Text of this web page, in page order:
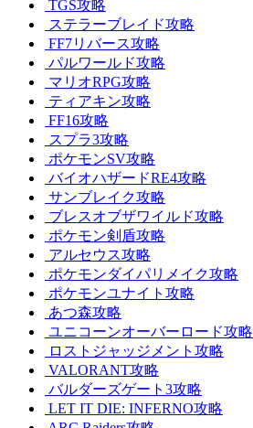
TGS攻略
ステラーブレイド攻略
FF7リバース攻略
パルワールド攻略
マリオRPG攻略
ティアキン攻略
FF16攻略
スプラ3攻略
ポケモンSV攻略
バイオハザードRE4攻略
サンブレイク攻略
ブレスオブザワイルド攻略
ポケモン剣盾攻略
アルセウス攻略
ポケモンダイパリメイク攻略
ポケモンユナイト攻略
あつ森攻略
ユニコーンオーバーロード攻略
ロストジャッジメント攻略
VALORANT攻略
バルダーズゲート3攻略
LET IT DIE: INFERNO攻略